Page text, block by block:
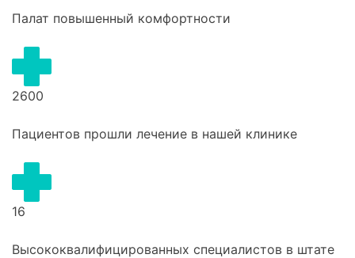
Палат повышенный комфортности
2600
Пациентов прошли лечение в нашей клинике
16
Высококвалифицированных специалистов в штате